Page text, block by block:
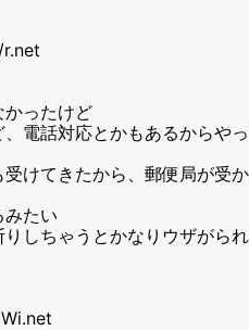
かったけど
電話対応とかもあるからやっ
けてきたから、郵便局が受か
たい
しちゃうとかなりウザがられ